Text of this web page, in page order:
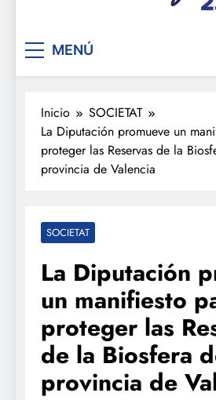
De festa
MENÚ
Inicio
SOCIETAT
La Diputación promueve un
proteger las Reservas de la
provincia de Valencia
SOCIETAT
La Diputación
un manifiesto
proteger las
de la Biosfera
provincia de